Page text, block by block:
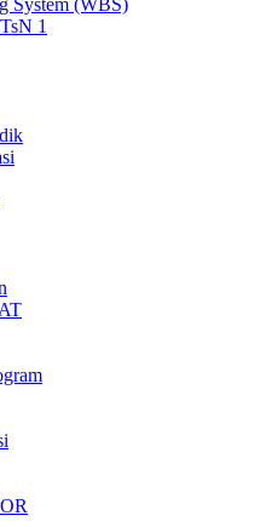
System (WBS)
1